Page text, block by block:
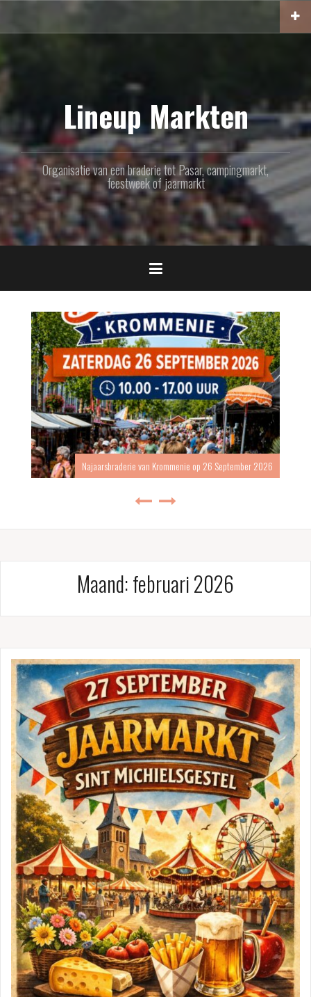
inhoud
Lineup Markten
Organisatie van een braderie tot Pasar, campingmarkt,
feestweek of jaarmarkt
Najaarsbraderie van Krommenie op 26 September 2026
Maand:februari 2026